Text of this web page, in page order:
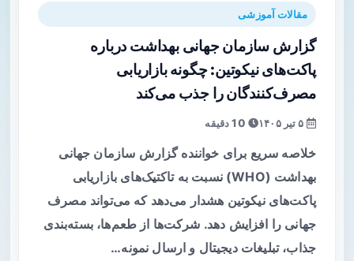
مقالات آموزشی
گزارش سازمان جهانی بهداشت درباره
پاکت‌های نیکوتین: چگونه بازاریابی
مصرف‌کنندگان را جذب می‌کند
خلاصه سریع برای خواننده گزارش سازمان جهانی
بهداشت (WHO) نسبت به تاکتیک‌های بازاریابی
پاکت‌های نیکوتین هشدار می‌دهد که می‌تواند مصرف
جهانی را افزایش دهد. شرکت‌ها از طعم‌ها، بسته‌بندی
جذاب، تبلیغات دیجیتال و ارسال نمونه…